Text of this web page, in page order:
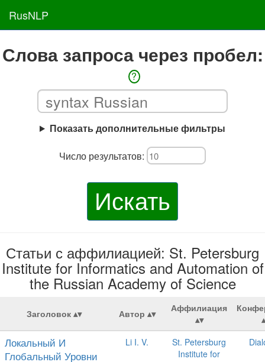
RusNLP
Слова запроса через пробел:
?
Показать дополнительные фильтры
Число результатов:
Искать
Статьи с аффилиацией: St. Petersburg
Institute for Informatics and Automation of
the Russian Academy of Science
Заголовок Автор Аффилиация
Локальный И
Глобальный Уровни
Li I. V.
St. Petersburg
Institute for